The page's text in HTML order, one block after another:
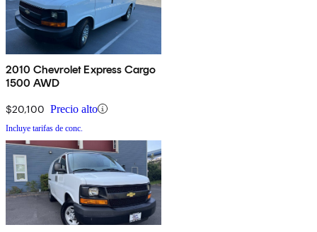
2010 Chevrolet Express Cargo
1500 AWD
$20,100 Precio alto
Incluye tarifas de conc.